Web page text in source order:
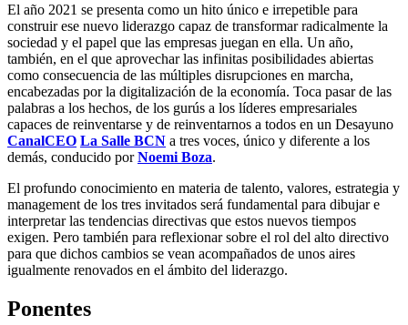
El año 2021 se presenta como un hito único e irrepetible para
construir ese nuevo liderazgo capaz de transformar radicalmente la
sociedad y el papel que las empresas juegan en ella. Un año,
también, en el que aprovechar las infinitas posibilidades abiertas
como consecuencia de las múltiples disrupciones en marcha,
encabezadas por la digitalización de la economía. Toca pasar de las
palabras a los hechos, de los gurús a los líderes empresariales
capaces de reinventarse y de reinventarnos a todos en un Desayuno
CanalCEO La Salle BCN a tres voces, único y diferente a los
demás, conducido porNoemi Boza.
El profundo conocimiento en materia de talento, valores, estrategia y
management de los tres invitados será fundamental para dibujar e
interpretar las tendencias directivas que estos nuevos tiempos
exigen. Pero también para reflexionar sobre el rol del alto directivo
para que dichos cambios se vean acompañados de unos aires
igualmente renovados en el ámbito del liderazgo.
Ponentes